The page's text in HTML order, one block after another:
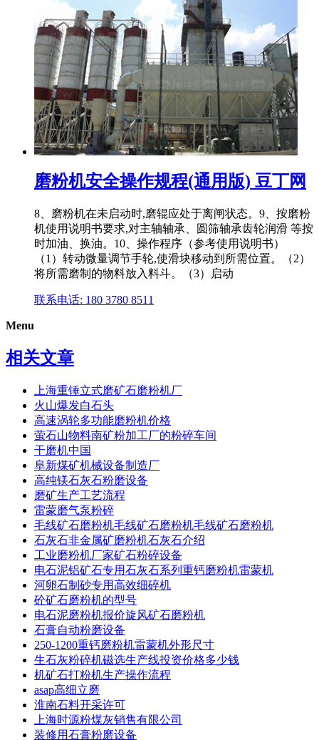
磨粉机安全操作规程(通用版) 豆丁网
8、磨粉机在未启动时,磨辊应处于离闸状态。9、按磨粉
机使用说明书要求,对主轴轴承、圆筛轴承齿轮润滑 等按
时加油、换油。10、操作程序（参考使用说明书）
（1）转动微量调节手轮,使滑块移动到所需位置。（2）
将所需磨制的物料放入料斗。（3）启动
联系电话: 180 3780 8511
Menu
相关文章
上海重锤立式磨矿石磨粉机厂
火山爆发白石头
高速涡轮多功能磨粉机价格
萤石山物料南矿粉加工厂的粉碎车间
干磨机中国
阜新煤矿机械设备制造厂
高纯镁石灰石粉磨设备
磨矿生产工艺流程
雷蒙磨气泵粉碎
毛线矿石磨粉机毛线矿石磨粉机毛线矿石磨粉机
石灰石非金属矿磨粉机石灰石介绍
工业磨粉机厂家矿石粉碎设备
电石泥铝矿石专用石灰石系列重钙磨粉机雷蒙机
河卵石制砂专用高效细碎机
砼矿石磨粉机的型号
电石泥磨粉机报价旋风矿石磨粉机
石膏自动粉磨设备
250-1200重钙磨粉机雷蒙机外形尺寸
生石灰粉碎机磁选生产线投资价格多少钱
机矿石打粉机生产操作流程
asap高细立磨
淮南石料开采许可
上海时源粉煤灰销售有限公司
装修用石膏粉磨设备